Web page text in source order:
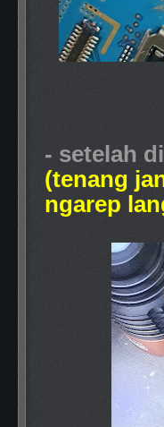
- setelah
(tenang
ngarep